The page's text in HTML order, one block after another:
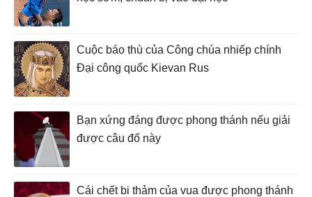
Cuộc báo thù của Công chúa nhiếp chính
Đại công quốc Kievan Rus
Bạn xứng đáng được phong thánh nếu giải
được câu đố này
Cái chết bi thảm của vua được phong thánh